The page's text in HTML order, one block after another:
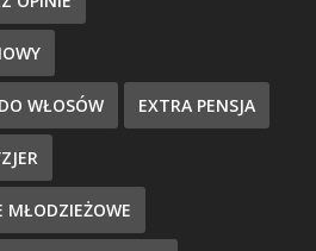
WŁOSÓW EXTRA PENSJA
MŁODZIEŻOWE